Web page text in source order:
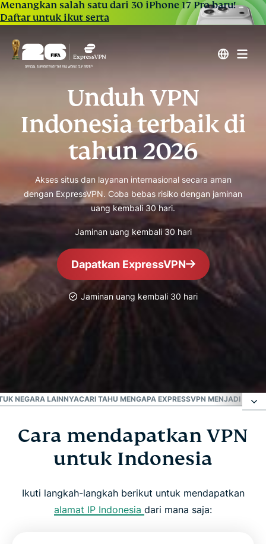
Menangkan salah satu dari 30 iPhone 17 Pro baru!
Daftar untuk ikut serta
Unduh VPN
Indonesia terbaik di
tahun 2026
Akses situs dan layanan internasional secara aman
dengan ExpressVPN. Coba bebas risiko dengan jaminan
uang kembali 30 hari.
Jaminan uang kembali 30 hari
Dapatkan ExpressVPN
Jaminan uang kembali 30 hari
NEGARA LAINNYACARI TAHU MENGAPA EXPRESSVPN MENJADI VPN
Cara mendapatkan VPN untuk Indonesia
Mengapa perlu menggunakan server VPN
Cara mendapatkan VPN
untuk Indonesia
Ikuti langkah-langkah berikut untuk mendapatkan
alamat IP Indonesia dari mana saja: